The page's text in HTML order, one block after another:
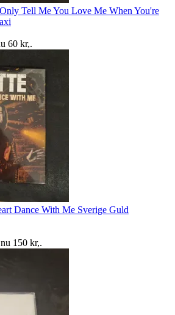
Tell Me You Love Me When You're
60 kr,.
Dance With Me Sverige Guld
150 kr,.